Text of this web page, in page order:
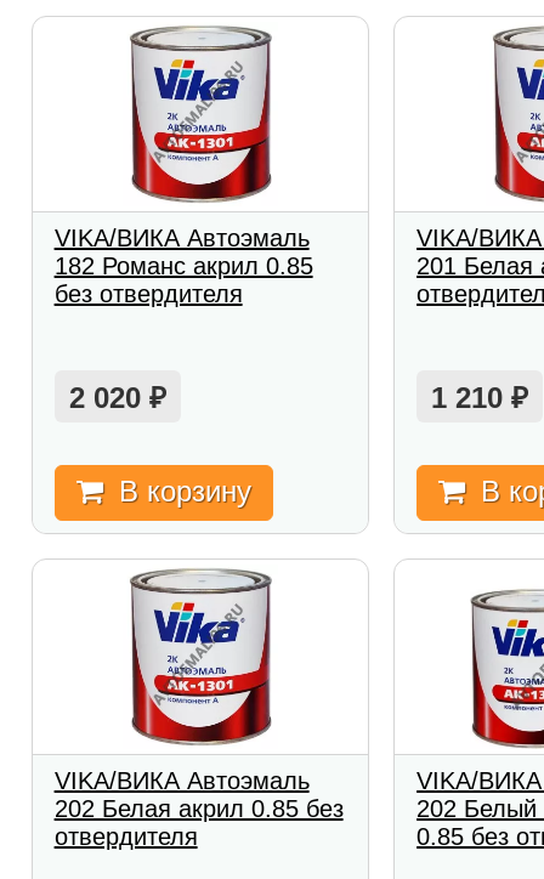
VIKA/ВИКА Автоэмаль
182 Романс акрил 0.85
без отвердителя
2 020 ₽
В корзину
VIKA/
201 Белая
1 210₽
В
VIKA/ВИКА Автоэмаль
202 Белая акрил 0.85 без
отвердителя
VIKA/
202 Белый
0.85 без